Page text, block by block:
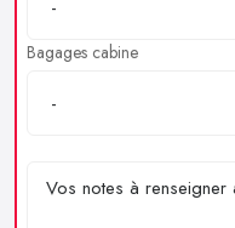
Bagages cabine